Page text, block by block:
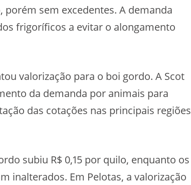
sem excedentes. A demanda
frigoríficos a evitar o alongamento
valorização para o boi gordo. A Scot
da demanda por animais para
das cotações nas principais regiões
subiu R$ 0,15 por quilo, enquanto os
inalterados. Em Pelotas, a valorização